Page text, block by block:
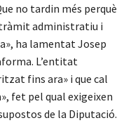
no tardin més perquè
tràmit administratiu i
ha lamentat Josep
L’entitat
fins ara» i que cal
fet pel qual exigeixen
de la Diputació.